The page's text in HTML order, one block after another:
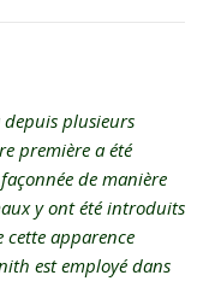
plusieurs
première a été
de manière
y ont été introduits
cette apparence
est employé dans